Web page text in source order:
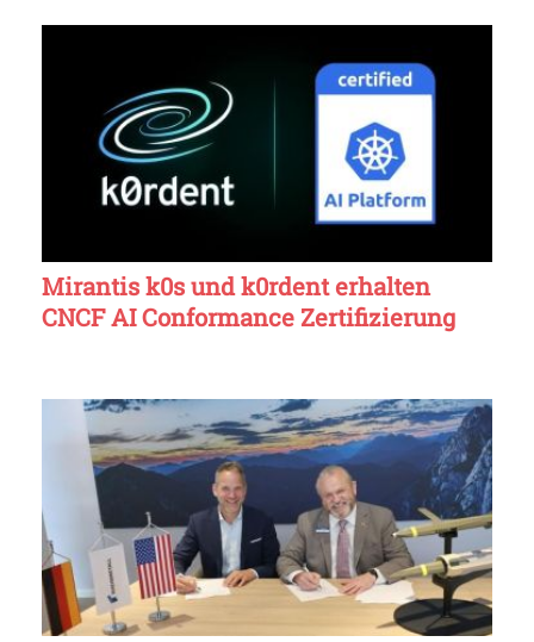
Mirantis k0s und k0rdent erhalten
CNCF AI Conformance Zertifizierung